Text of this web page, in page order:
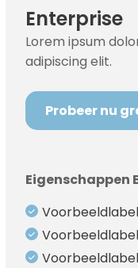
Enterprise
Lorem ipsum
adipiscing elit.
Probeer nu
Eigenschappen
Voorbeeldlabel
Voorbeeldlabel
Voorbeeldlabel